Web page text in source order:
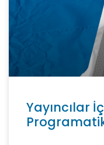
Yayıncılar